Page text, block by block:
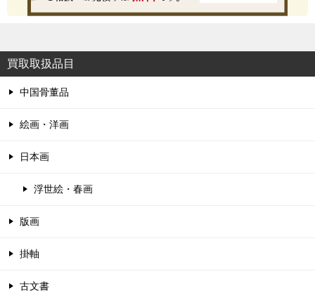
買取取扱品目
中国骨董品
絵画・洋画
日本画
浮世絵・春画
版画
掛軸
古文書